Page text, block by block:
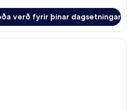
verð fyrir þínar dagsetningar